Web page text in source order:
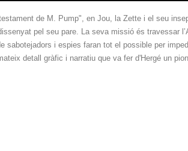
de M. Pump", en Jou, la Zette i el seu
pel seu pare. La seva missió és travessar
sabotejadors i espies faran tot el possible per
detall gràfic i narratiu que va fer d'Hergé un